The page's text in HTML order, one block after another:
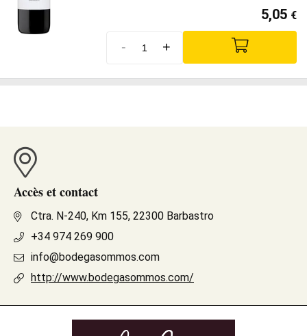
5,05 €
- +
Accès et contact
Ctra. N-240, Km 155, 22300 Barbastro
+34 974 269 900
info@bodegasommos.com
http://www.bodegasommos.com/